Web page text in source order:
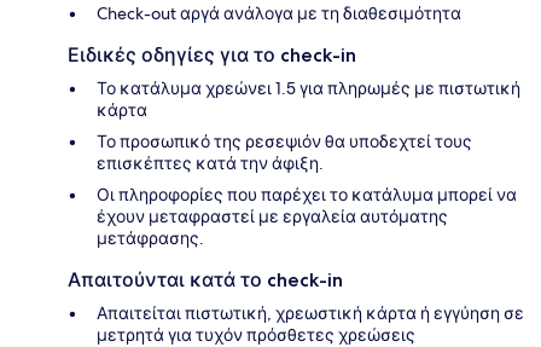
Check-out αργά ανάλογα με τη διαθεσιμότητα
Ειδικές οδηγίες για το check-in
Το κατάλυμα χρεώνει 1.5 για πληρωμές με πιστωτική
κάρτα
Το προσωπικό της ρεσεψιόν θα υποδεχτεί τους
επισκέπτες κατά την άφιξη.
Οι πληροφορίες που παρέχει το κατάλυμα μπορεί να
έχουν μεταφραστεί με εργαλεία αυτόματης
μετάφρασης.
Απαιτούνται κατά το check-in
Απαιτείται πιστωτική, χρεωστική κάρτα ή εγγύηση σε
μετρητά για τυχόν πρόσθετες χρεώσεις